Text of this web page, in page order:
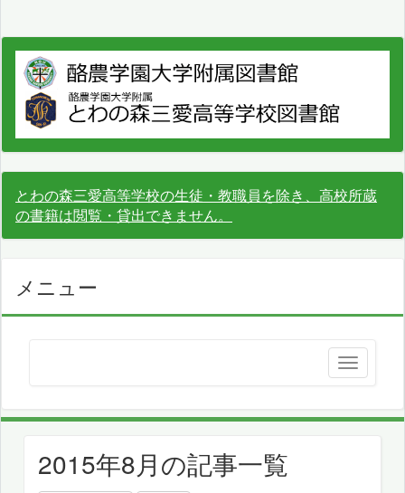
とわの森三愛高等学校の生徒・教職員を除き、高校所蔵
の書籍は閲覧・貸出できません。
メニュー
2015年8月の記事一覧